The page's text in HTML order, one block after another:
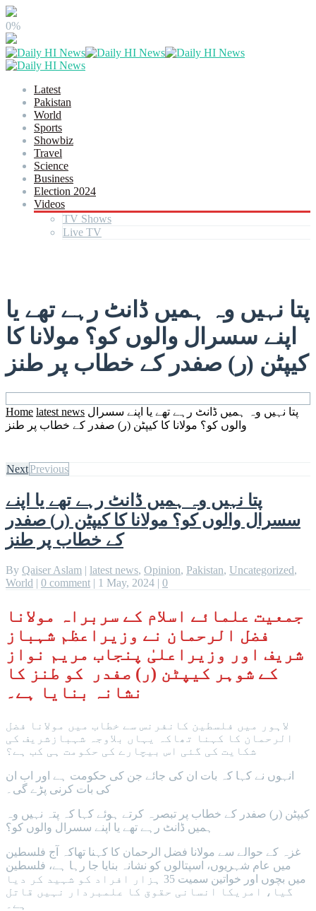
0%
Latest
Pakistan
World
Sports
Showbiz
Travel
Science
Business
Election 2024
Videos
TV Shows
Live TV
پتا نہیں وہ ہمیں ڈانٹ رہے تھے یا
اپنے سسرال والوں کو؟ مولانا کا
کیپٹن (ر) صفدر کے خطاب پر طنز
Home latest news پتا نہیں وہ ہمیں ڈانٹ رہے تھے یا اپنے سسرال
والوں کو؟ مولانا کا کیپٹن (ر) صفدر کے خطاب پر طنز
NextPrevious
پتا نہیں وہ ہمیں ڈانٹ رہے تھے یا اپنے
سسرال والوں کو؟ مولانا کا کیپٹن (ر) صفدر
کے خطاب پر طنز
By Qaiser Aslam | latest news, Opinion, Pakistan, Uncategorized,
World | 0 comment | 1 May, 2024 | 0
جمعیت علمائے اسلام کے سربراہ مولانا
فضل الرحمان نے وزیراعظم شہباز
شریف اور وزیراعلیٰ پنجاب مریم نواز
کے شوہر کیپٹن (ر) صفدر کو طنز کا
نشانہ بنایا ہے۔
لاہور میں فلسطین کانفرنس سے خطاب میں مولانا فضل
الرحمان کا کہنا تھاکہ یہاں بلاوجہ شہبازشریف کی
شکایت کی گئی اس بیچارے کی حکومت ہی کب ہے؟
انہوں نے کہا کہ بات ان کی جائے جن کی حکومت ہے اور اب ان
کی بات کرنی پڑے گی۔
کیپٹن (ر) صفدر کے خطاب پر تبصرہ کرتے ہوئے کہا کہ پتہ نہیں وہ
ہمیں ڈانٹ رہے تھے یا اپنے سسرال والوں کو؟
غزہ کے حوالے سے مولانا فضل الرحمان کا کہنا تھاکہ آج فلسطین
میں عام شہریوں، اسپتالوں کو نشانہ بنایا جا رہا ہے، فلسطین
میں بچوں اور خواتین سمیت 35 ہزار افراد کو شہید کر دیا
گیا، امریکا انسانی حقوق کا علمبردار نہیں قاتل
ہے۔